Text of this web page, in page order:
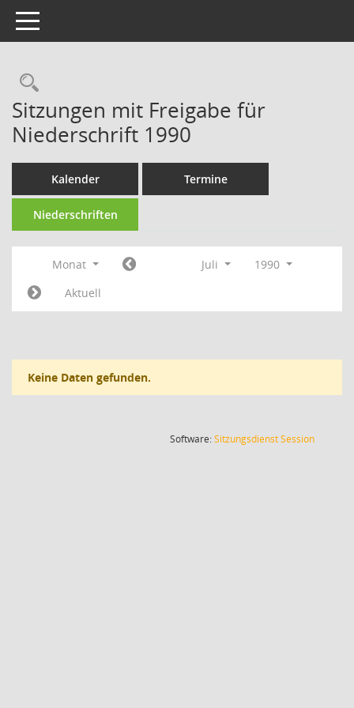
Toggle navigation
Rechercheauswahl
Sitzungen mit Freigabe für
Niederschrift 1990
Kalender Termine
Niederschriften
Monat Juli
1990
Aktuell
Keine Daten gefunden.
Software:SitzungsdienstSession(Wird in